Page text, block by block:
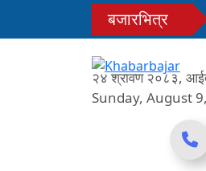
बजारभित्र
२४ श्रावण २०८३,
Sunday, August